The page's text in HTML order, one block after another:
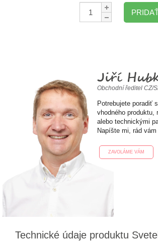
Množstvo:
Jiří
Obchodní ředitel CZ/
Potrebujete poradiť
vhodného produktu,
alebo technickými
Napíšte mi, rád vám
ZAVOLÁME VÁM
Technické údaje produktu